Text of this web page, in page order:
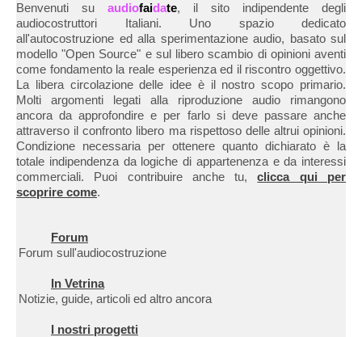
Benvenuti su audiofaidate, il sito indipendente degli
audiocostruttori Italiani. Uno spazio dedicato
all'autocostruzione ed alla sperimentazione audio, basato sul
modello "Open Source" e sul libero scambio di opinioni aventi
come fondamento la reale esperienza ed il riscontro oggettivo.
La libera circolazione delle idee è il nostro scopo primario.
Molti argomenti legati alla riproduzione audio rimangono
ancora da approfondire e per farlo si deve passare anche
attraverso il confronto libero ma rispettoso delle altrui opinioni.
Condizione necessaria per ottenere quanto dichiarato è la
totale indipendenza da logiche di appartenenza e da interessi
commerciali. Puoi contribuire anche tu,clicca qui per
scoprire come.
Forum
Forum sull'audiocostruzione
In Vetrina
Notizie, guide, articoli ed altro ancora
I nostri progetti